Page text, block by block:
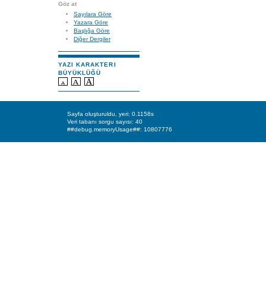
Göz at
Sayılara Göre
Yazara Göre
Başlığa Göre
Diğer Dergiler
YAZI KARAKTERI
BÜYÜKLÜĞÜ
Sayfa oluşturuldu, yeri: 0.1158s
Veri tabanı sorgu sayısı: 40
##debug.memoryUsage##: 10807776